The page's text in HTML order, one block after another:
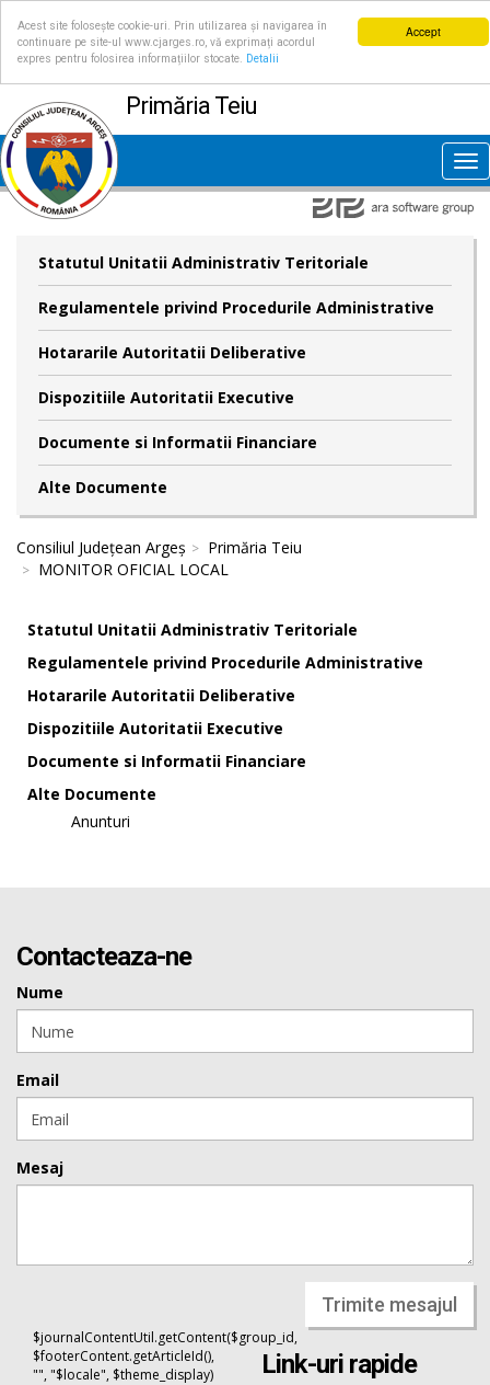
Accept
Acest site folosește cookie-uri. Prin utilizarea și navigarea în
continuare pe site-ul www.cjarges.ro, vă exprimați acordul
expres pentru folosirea informațiilor stocate.
Detalii
Primăria Teiu
Statutul Unitatii Administrativ Teritoriale
Regulamentele privind Procedurile Administrative
Hotararile Autoritatii Deliberative
Dispozitiile Autoritatii Executive
Documente si Informatii Financiare
Alte Documente
Consiliul Județean Argeș
Primăria Teiu
MONITOR OFICIAL LOCAL
Statutul Unitatii Administrativ Teritoriale
Regulamentele privind Procedurile Administrative
Hotararile Autoritatii Deliberative
Dispozitiile Autoritatii Executive
Documente si Informatii Financiare
Alte Documente
Anunturi
Contacteaza-ne
Nume
Email
Mesaj
Trimite mesajul
$journalContentUtil.getContent($group_id,
$footerContent.getArticleId(),
"", "$locale", $theme_display)
Link-uri rapide